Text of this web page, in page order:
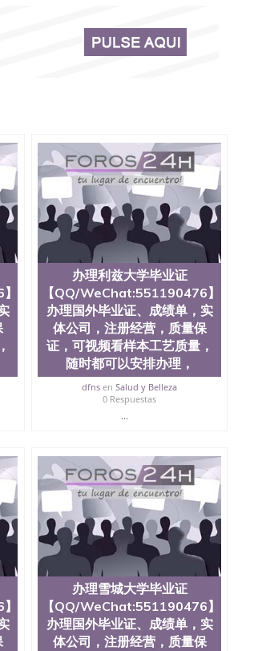
假毕业证能查出来吗
551190476办假大学毕业证QQ微信
信551190476国外毕业证外壳定制QQ
硕士文凭办理QQ微信551190476 网
QQ微信551190476国外大学有毕业
查询QQ微信551190476办理国外文凭
买真文凭可信吗QQ微信551190476
如何办理学历认证QQ微信
Jose State University, 又译为“圣荷
，也是美西地区的公立大学之一。
州的著名综合性公立大学，它以极
的本科教育质量，被《福克斯》杂
海外学生前往求学。 至今，这是一
并获誉为美国本科教育质量的核心
其毕业生大多可以在其所处地域的
期提供许多相应科系的实习机会。
大学都占据着加州所有大学中的地理
何塞地区为全美的重要科技中心。约
余国的学生来此就读。其有名的科
，深受性肯定及好评；而各种大学部
。 二、办理流程： 1、收集客户办
4、电子图做好发给客户确认； 5、
款； 7、快递给客户（国内顺丰，国
、地球及物质科学院、教育学院、工
理学院、科学学院等。学校的教育学
大学为学生们提供本科、硕士及博士
、经济、医学、护理、文学、音乐、
历史、电气工程、生物工程、建筑设
化学、英语、社会科学、心理学、戏
金融专业 1、客户提供相关材料，确
3、留服注册申请账号，付定金；
等待结果，完成结果书留服直接邮寄
业证成绩单所使用的材料，尺寸大
烫金烫银复合重叠。 文字图案浮雕，
得到了广大海外客户群体的认可，同
办理利兹大学毕业证
【QQ/WeChat:551190476】
办理国外毕业证、成绩单，实
体公司，注册经营，质量保
证，可视频看样本工艺质量，
随时都可以安排办理，
dfns enSalud y Belleza
0 Respuestas
...
办理雪城大学毕业证
【QQ/WeChat:551190476】
办理国外毕业证、成绩单，实
体公司，注册经营，质量保